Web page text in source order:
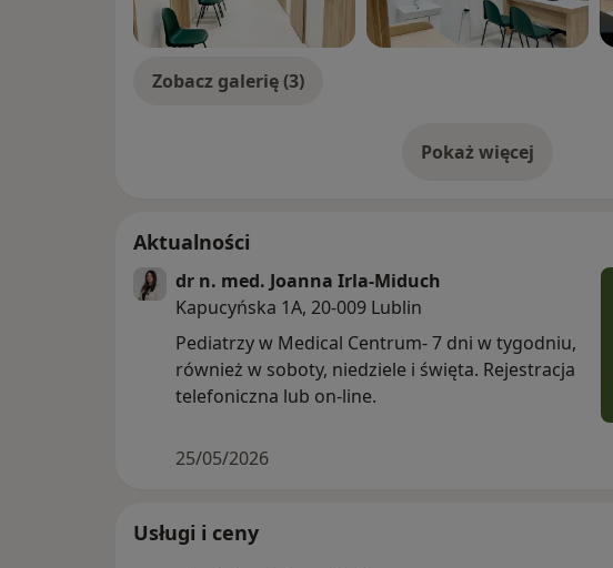
Zobacz galerię (3)
Pokaż więcejo doświadczeniu
Aktualności
dr n. med. Joanna Irla-Miduch
Kapucyńska 1A, 20-009 Lublin
Pediatrzy w Medical Centrum- 7 dni w tygodniu,
również w soboty, niedziele i święta. Rejestracja
telefoniczna lub on-line.
25/05/2026
Usługi i ceny